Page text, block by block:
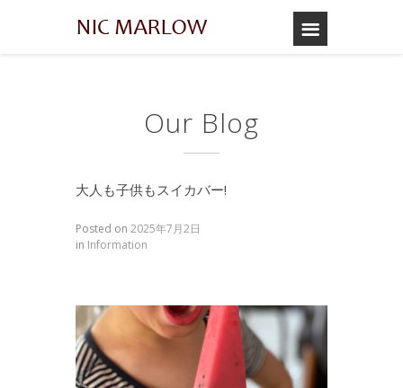
Our Blog
大人も子供もスイカバー!
Posted on 2025年7月2日
in Information